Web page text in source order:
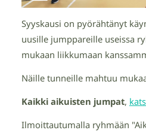
Syyskausi on pyörähtänyt
uusille jumppareille useissa
mukaan liikkumaan
Näille tunneille mahtuu
Kaikki aikuisten jumpat,
Ilmoittautumalla ryhmään